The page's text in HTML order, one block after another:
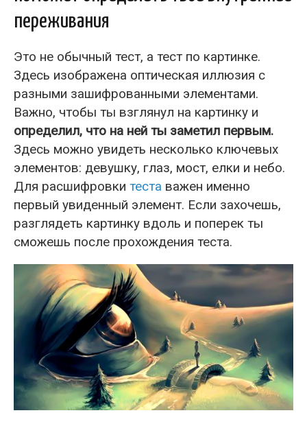
переживания
Это не обычный тест, а тест по картинке.
Здесь изображена оптическая иллюзия с
разными зашифрованными элементами.
Важно, чтобы ты взглянул на картинку и
определил, что на ней ты заметил первым.
Здесь можно увидеть несколько ключевых
элементов: девушку, глаз, мост, елки и небо.
Для расшифровки теста важен именно
первый увиденный элемент. Если захочешь,
разглядеть картинку вдоль и поперек ты
сможешь после прохождения теста.